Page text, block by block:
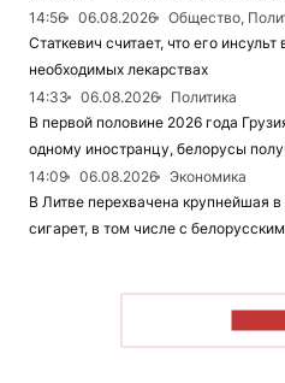
14:56
06.08.2026
Общество,
Статкевич считает, что его
необходимых лекарствах
14:33
06.08.2026
Политика
В первой половине 2026 года
одному иностранцу, белорусы
14:09
06.08.2026
Экономика
В Литве перехвачена крупнейшая
сигарет, в том числе с